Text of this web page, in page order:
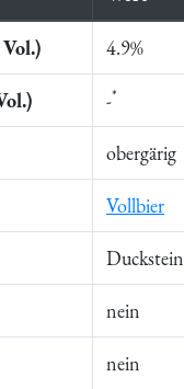
4.9%
-*
obergärig
Vollbier
Duckstein
nein
nein